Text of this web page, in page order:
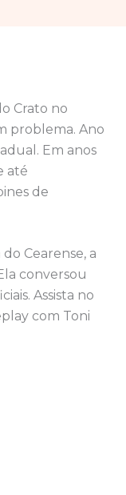
Crato no
problema. Ano
Em anos
até
de
Cearense, a
conversou
Assista no
com Toni